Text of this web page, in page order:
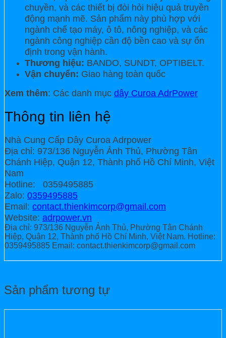
chuyền, và các thiết bị đòi hỏi hiệu quả truyền
động mạnh mẽ. Sản phẩm này phù hợp với
ngành chế tạo máy, ô tô, nông nghiệp, và các
ngành công nghiệp cần độ bền cao và sự ổn
định trong vận hành.
Thương hiệu: BANDO, SUNDT, OPTIBELT.
Vận chuyển: Giao hàng toàn quốc
Xem thêm: Các danh mục dây Curoa AdrPower
Thông tin liên hệ
Nhà Cung Cấp Dây Curoa Adrpower
Địa chỉ: 973/136 Nguyễn Ảnh Thủ, Phường Tân
Chánh Hiệp, Quận 12, Thành phố Hồ Chí Minh, Việt
Nam
Hotline: 0359495885
Zalo: 0359495885
Email: contact.thienkimcorp@gmail.com
Website: adrpower.vn
Địa chỉ: 973/136 Nguyễn Ảnh Thủ, Phường Tân Chánh
Hiệp, Quận 12, Thành phố Hồ Chí Minh, Việt Nam. Hotline:
0359495885 Email: contact.thienkimcorp@gmail.com
Sản phẩm tương tự